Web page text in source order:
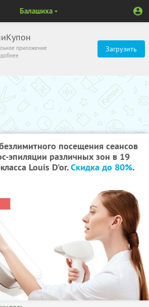
приложение
Загрузить
Балашиха
посещения сеансов
эпиляции различных зон в 19
Louis D'or.Скидка до 80%.